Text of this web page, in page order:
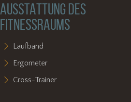
AUSSTATTUNG DES
FITNESSRAUMS
Laufband
Ergometer
Cross-Trainer